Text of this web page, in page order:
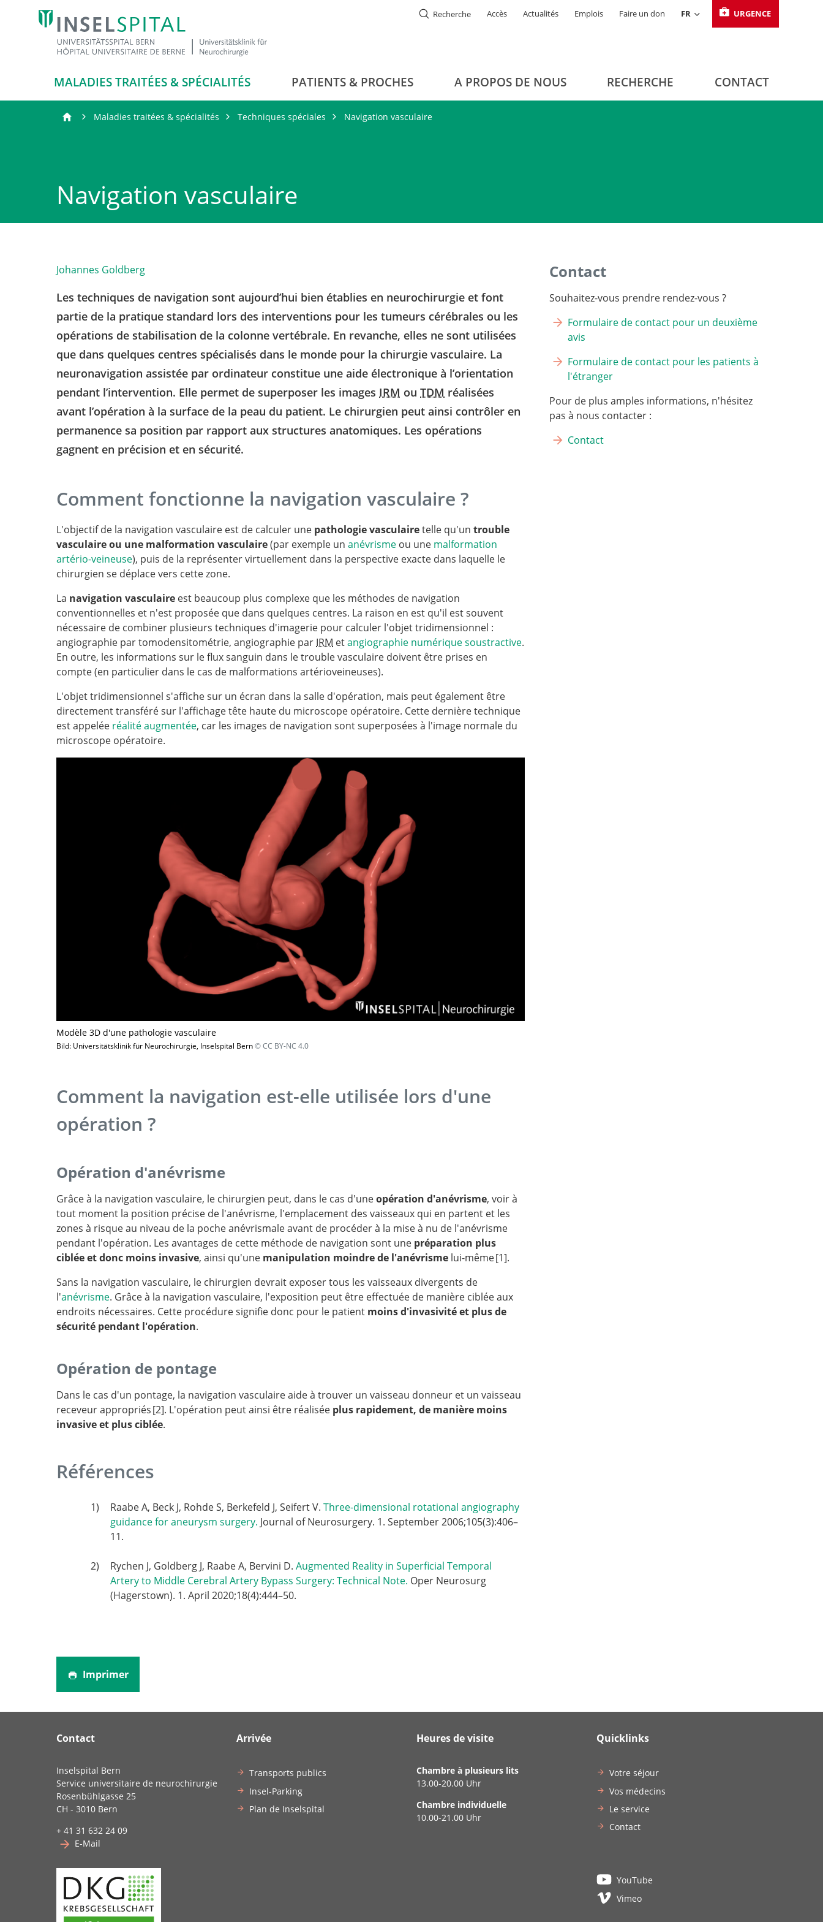
Recherche URGENCE
Accès Actualités Emplois Faire un don FR
MALADIES TRAITÉES & SPÉCIALITÉS PATIENTS & PROCHES A PROPOS DE NOUS RECHERCHE CONTACT
Maladies traitées & spécialités Techniques spéciales Navigation vasculaire
Navigation vasculaire
Johannes Goldberg
Les techniques de navigation sont aujourd’hui bien établies en neurochirurgie et font
partie de la pratique standard lors des interventions pour les tumeurs cérébrales ou les
opérations de stabilisation de la colonne vertébrale. En revanche, elles ne sont utilisées
que dans quelques centres spécialisés dans le monde pour la chirurgie vasculaire. La
neuronavigation assistée par ordinateur constitue une aide électronique à l’orientation
pendant l’intervention. Elle permet de superposer les images IRM ou TDM réalisées
avant l’opération à la surface de la peau du patient. Le chirurgien peut ainsi contrôler en
permanence sa position par rapport aux structures anatomiques. Les opérations
gagnent en précision et en sécurité.
Comment fonctionne la navigation vasculaire ?
L'objectif de la navigation vasculaire est de calculer une pathologie vasculairetelle qu'un trouble
vasculaire ou une malformation vasculaire(par exemple un anévrisme ou une malformation
artério-veineuse), puis de la représenter virtuellement dans la perspective exacte dans laquelle le
chirurgien se déplace vers cette zone.
La navigation vasculaire est beaucoup plus complexe que les méthodes de navigation
conventionnelles et n'est proposée que dans quelques centres. La raison en est qu'il est souvent
nécessaire de combiner plusieurs techniques d'imagerie pour calculer l'objet tridimensionnel :
angiographie par tomodensitométrie, angiographie par IRM etangiographie numérique soustractive.
En outre, les informations sur le flux sanguin dans le trouble vasculaire doivent être prises en
compte (en particulier dans le cas de malformations artérioveineuses).
L'objet tridimensionnel s'affiche sur un écran dans la salle d'opération, mais peut également être
directement transféré sur l'affichage tête haute du microscope opératoire. Cette dernière technique
est appelée réalité augmentée, car les images de navigation sont superposées à l'image normale du
microscope opératoire.
Modèle 3D d'une pathologie vasculaire
Bild: Universitätsklinik für Neurochirurgie, Inselspital Bern © CC BY-NC 4.0
Comment la navigation est-elle utilisée lors d'une
opération ?
Opération d'anévrisme
Grâce à la navigation vasculaire, le chirurgien peut, dans le cas d'uneopération d'anévrisme, voir à
tout moment la position précise de l'anévrisme, l'emplacement des vaisseaux qui en partent et les
zones à risque au niveau de la poche anévrismale avant de procéder à la mise à nu de l'anévrisme
pendant l'opération. Les avantages de cette méthode de navigation sont une préparation plus
ciblée et donc moins invasive, ainsi qu'une manipulation moindre de l'anévrisme lui-même 1
Three-
dimensional rotational angiography guidance for
aneurysm surgery.
.
Sans la navigation vasculaire, le chirurgien devrait exposer tous les vaisseaux divergents de
l'anévrisme. Grâce à la navigation vasculaire, l'exposition peut être effectuée de manière ciblée aux
endroits nécessaires. Cette procédure signifie donc pour le patient moins d'invasivité et plus de
sécurité pendant l'opération.
Opération de pontage
Dans le cas d'un pontage, la navigation vasculaire aide à trouver un vaisseau donneur et un vaisseau
receveur appropriés 2
Cerebral Artery Bypass Surgery: Technical Note.
. L'opération peut ainsi être réalisée plus rapidement, de manière moins
invasive et plus ciblée.
Références
Raabe A, Beck J, Rohde S, Berkefeld J, Seifert V. Three-dimensional rotational angiography
guidance for aneurysm surgery. Journal of Neurosurgery. 1. September 2006;105(3):406–
11.
Rychen J, Goldberg J, Raabe A, Bervini D. Augmented Reality in Superficial Temporal
Artery to Middle Cerebral Artery Bypass Surgery: Technical Note. Oper Neurosurg
(Hagerstown). 1. April 2020;18(4):444–50.
Contact
Souhaitez-vous prendre rendez-vous ?
Formulaire de contact pour un deuxième
avis
Formulaire de contact pour les patients à
l'étranger
Pour de plus amples informations, n'hésitez
pas à nous contacter :
Contact
Imprimer
Contact
Inselspital Bern
Service universitaire de neurochirurgie
Rosenbühlgasse 25
CH - 3010 Bern
+ 41 31 632 24 09
E-Mail
Arrivée
Transports publics
Insel-Parking
Plan de Inselspital
Heures de visite
Chambre à plusieurs lits
13.00-20.00 Uhr
Chambre individuelle
10.00-21.00 Uhr
Quicklinks
Votre séjour
Vos médecins
Le service
Contact
YouTube
Vimeo